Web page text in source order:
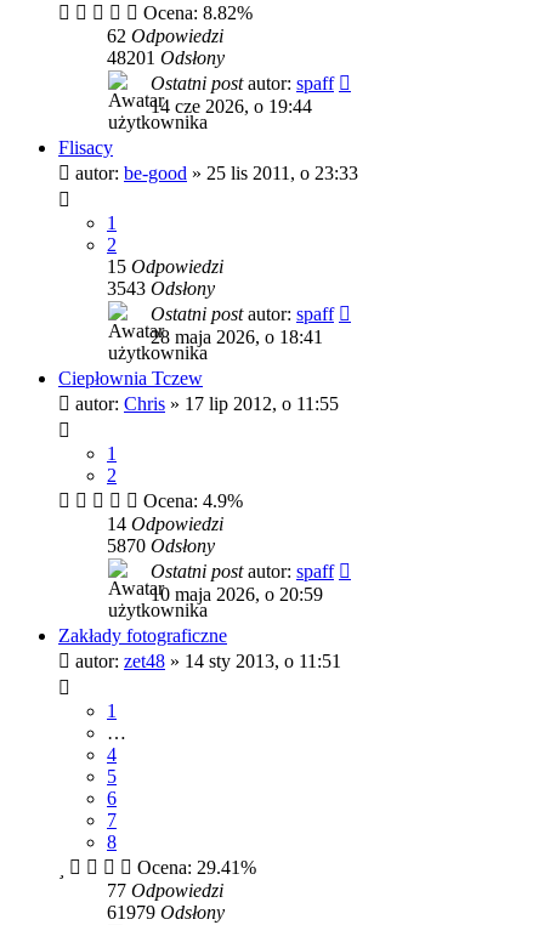
Ocena: 8.82%
62 Odpowiedzi
48201 Odsłony
Ostatni postautor: spaff
14 cze 2026, o 19:44
Flisacy
autor: be-good » 25 lis 2011, o 23:33
1
2
15 Odpowiedzi
3543 Odsłony
Ostatni postautor: spaff
28 maja 2026, o 18:41
Ciepłownia Tczew
autor: Chris » 17 lip 2012, o 11:55
1
2
Ocena: 4.9%
14 Odpowiedzi
5870 Odsłony
Ostatni postautor: spaff
10 maja 2026, o 20:59
Zakłady fotograficzne
autor: zet48 » 14 sty 2013, o 11:51
1
…
4
5
6
7
8
Ocena: 29.41%
77 Odpowiedzi
61979 Odsłony